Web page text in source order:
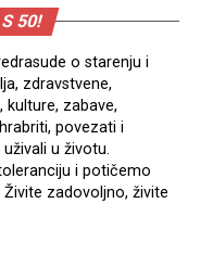
S 50!
o starenju i
zdravstvene,
kulture, zabave,
povezati i
u životu.
i potičemo
zadovoljno, živite